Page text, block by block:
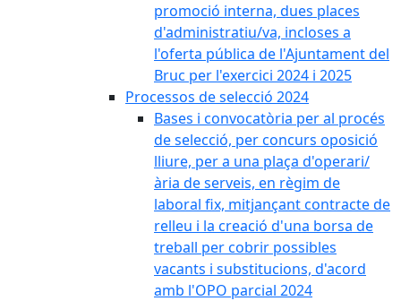
promoció interna, dues places
d'administratiu/va, incloses a
l'oferta pública de l'Ajuntament del
Bruc per l'exercici 2024 i 2025
Processos de selecció 2024
Bases i convocatòria per al procés
de selecció, per concurs oposició
lliure, per a una plaça d'operari/
ària de serveis, en règim de
laboral fix, mitjançant contracte de
relleu i la creació d'una borsa de
treball per cobrir possibles
vacants i substitucions, d'acord
amb l'OPO parcial 2024